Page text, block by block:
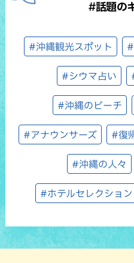
#話題の
#沖縄観光スポット
#シウマ占い
#沖縄のビーチ
#アナウンサーズ #復
#沖縄の人々
#ホテルセレクショ